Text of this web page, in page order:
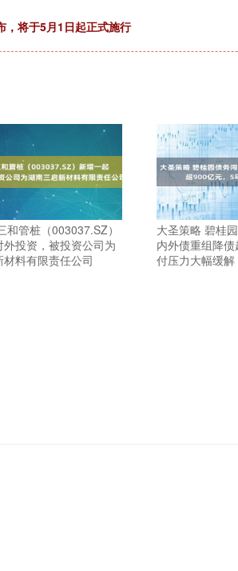
，将于5月1日起正式施行
和管桩（003037.SZ）
外投资，被投资公司为
料有限责任公司
大圣策略 碧桂
内外债重组降
付压力大幅缓解